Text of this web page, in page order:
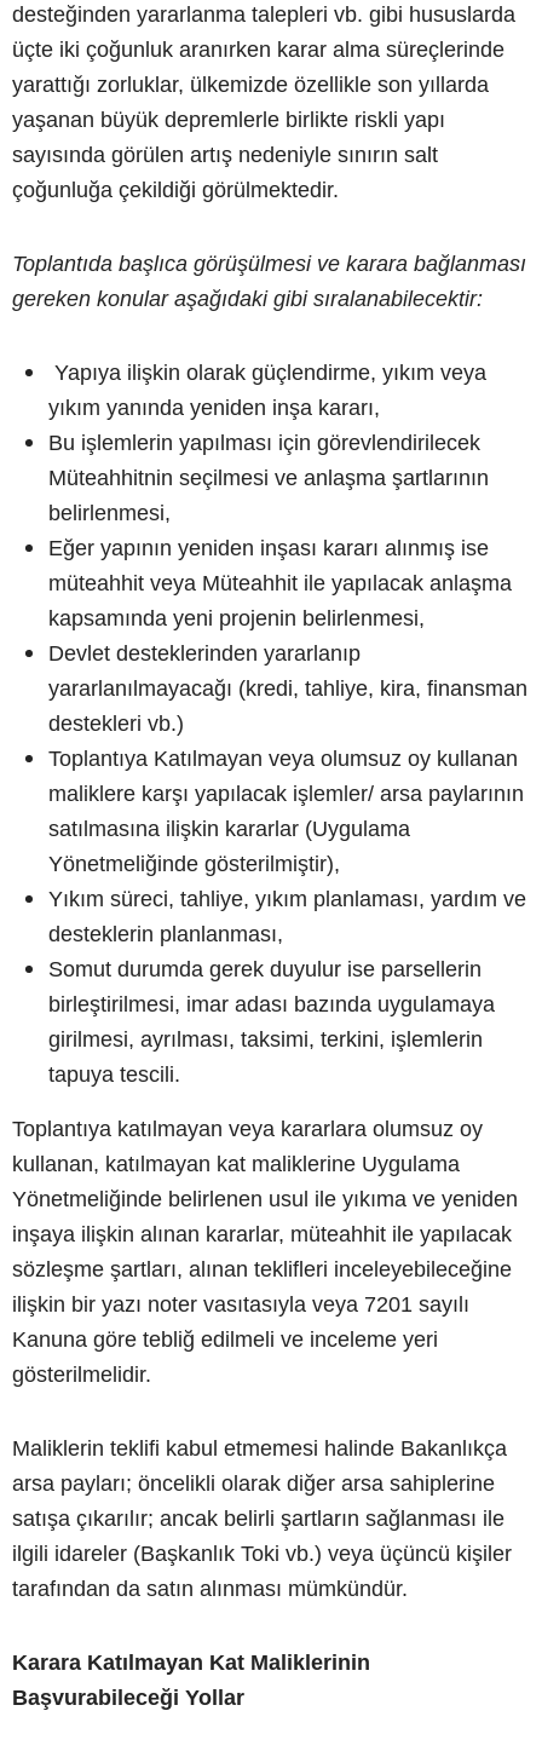
desteğinden yararlanma talepleri vb. gibi hususlarda
üçte iki çoğunluk aranırken karar alma süreçlerinde
yarattığı zorluklar, ülkemizde özellikle son yıllarda
yaşanan büyük depremlerle birlikte riskli yapı
sayısında görülen artış nedeniyle sınırın salt
çoğunluğa çekildiği görülmektedir.
Toplantıda başlıca görüşülmesi ve karara bağlanması
gereken konular aşağıdaki gibi sıralanabilecektir:
Yapıya ilişkin olarak güçlendirme, yıkım veya
yıkım yanında yeniden inşa kararı,
Bu işlemlerin yapılması için görevlendirilecek
Müteahhitnin seçilmesi ve anlaşma şartlarının
belirlenmesi,
Eğer yapının yeniden inşası kararı alınmış ise
müteahhit veya Müteahhit ile yapılacak anlaşma
kapsamında yeni projenin belirlenmesi,
Devlet desteklerinden yararlanıp
yararlanılmayacağı (kredi, tahliye, kira, finansman
destekleri vb.)
Toplantıya Katılmayan veya olumsuz oy kullanan
maliklere karşı yapılacak işlemler/ arsa paylarının
satılmasına ilişkin kararlar (Uygulama
Yönetmeliğinde gösterilmiştir),
Yıkım süreci, tahliye, yıkım planlaması, yardım ve
desteklerin planlanması,
Somut durumda gerek duyulur ise parsellerin
birleştirilmesi, imar adası bazında uygulamaya
girilmesi, ayrılması, taksimi, terkini, işlemlerin
tapuya tescili.
Toplantıya katılmayan veya kararlara olumsuz oy
kullanan, katılmayan kat maliklerine Uygulama
Yönetmeliğinde belirlenen usul ile yıkıma ve yeniden
inşaya ilişkin alınan kararlar, müteahhit ile yapılacak
sözleşme şartları, alınan teklifleri inceleyebileceğine
ilişkin bir yazı noter vasıtasıyla veya 7201 sayılı
Kanuna göre tebliğ edilmeli ve inceleme yeri
gösterilmelidir.
Maliklerin teklifi kabul etmemesi halinde Bakanlıkça
arsa payları; öncelikli olarak diğer arsa sahiplerine
satışa çıkarılır; ancak belirli şartların sağlanması ile
ilgili idareler (Başkanlık Toki vb.) veya üçüncü kişiler
tarafından da satın alınması mümkündür.
Karara Katılmayan Kat Maliklerinin
Başvurabileceği Yollar